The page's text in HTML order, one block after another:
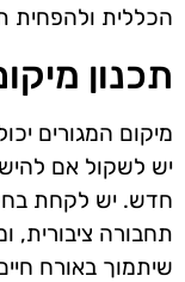
הכללית ולהפחית
תכנון
מיקום המגורים
יש לשקול אם
חדש. יש לקחת
תחבורה ציבורית,
שיתמוך באורח